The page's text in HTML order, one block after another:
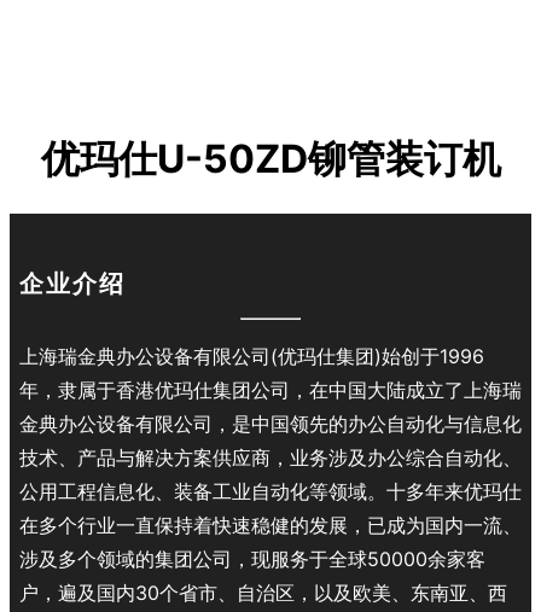
优玛仕U-50ZD铆管装订机
企业介绍
上海瑞金典办公设备有限公司(优玛仕集团)始创于1996
年，隶属于香港优玛仕集团公司，在中国大陆成立了上海瑞
金典办公设备有限公司，是中国领先的办公自动化与信息化
技术、产品与解决方案供应商，业务涉及办公综合自动化、
公用工程信息化、装备工业自动化等领域。十多年来优玛仕
在多个行业一直保持着快速稳健的发展，已成为国内一流、
涉及多个领域的集团公司，现服务于全球50000余家客
户，遍及国内30个省市、自治区，以及欧美、东南亚、西